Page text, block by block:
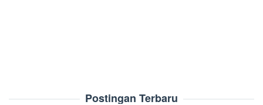
Postingan Terbaru